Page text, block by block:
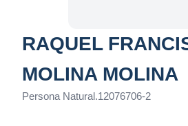
RAQUEL
MOLINA MOLINA
Persona Natural.12076706-2